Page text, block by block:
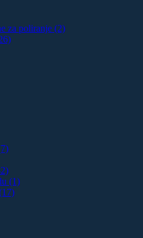
za poliranje (2)
(1)